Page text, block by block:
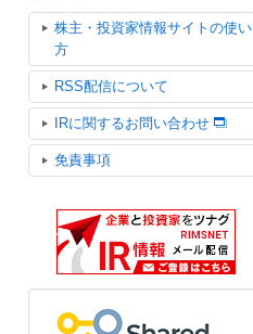
株主・投資家情報サイトの使い
方
RSS配信について
IRに関するお問い合わせ
免責事項